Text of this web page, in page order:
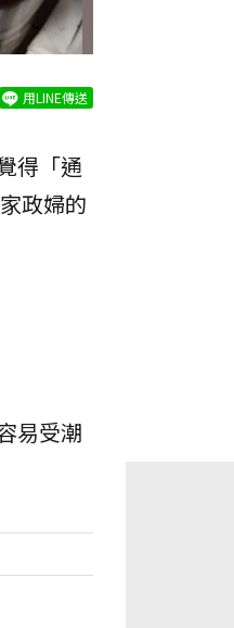
用LINE傳送
得「通
政婦的
易受潮